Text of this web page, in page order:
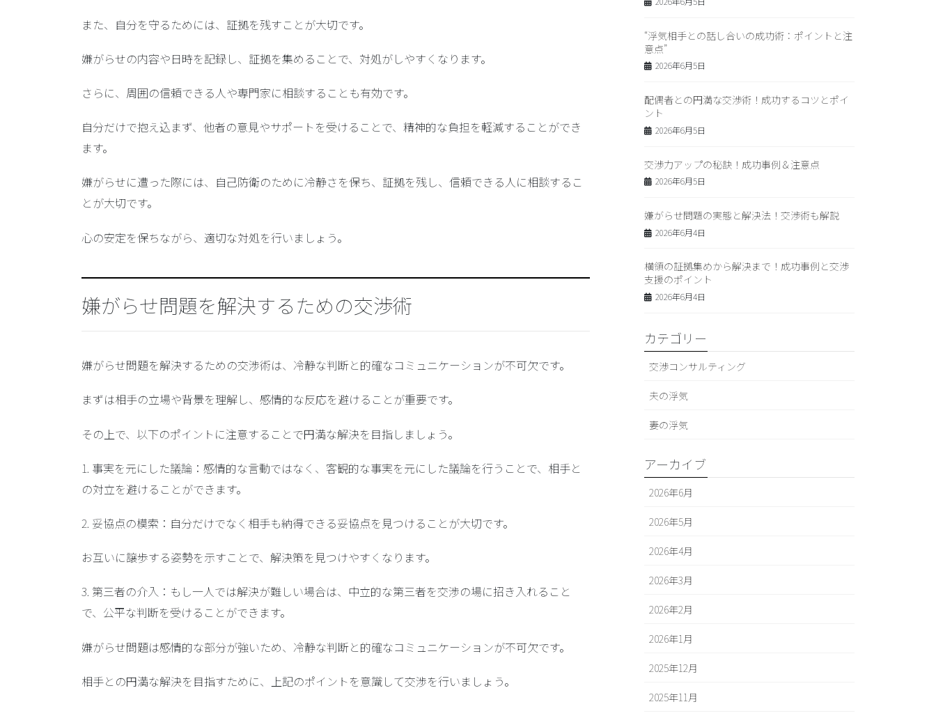
また、 自分を守るためには、証拠を残すことが大切です。
嫌がらせの内容や日時を記録し、証拠を集めることで、対処がしやすくなります。
さらに、 周囲の信頼できる人や専門家に相談することも有効です。
自分だけで抱え込まず、他者の意見やサポートを受けることで、精神的な負担を軽減することができ
ます。
嫌がらせに遭った際には、自己防衛のために冷静さを保ち、証拠を残し、信頼できる人に相談するこ
とが大切です。
心の安定を保ちながら、適切な対処を行いましょう。
嫌がらせ問題を解決するための交渉術
嫌がらせ問題を解決するための交渉術は、冷静な判断と的確なコミュニケーションが不可欠です。
まずは相手の立場や背景を理解し、感情的な反応を避けることが重要です。
その上で、以下のポイントに注意することで円満な解決を目指しましょう。
1. 事実を元にした議論 ：感情的な言動ではなく、客観的な事実を元にした議論を行うことで、相手と
の対立を避けることができます。
2. 妥協点の模索 ：自分だけでなく相手も納得できる妥協点を見つけることが大切です。
お互いに譲歩する姿勢を示すことで、解決策を見つけやすくなります。
3. 第三者の介入 ：もし一人では解決が難しい場合は、中立的な第三者を交渉の場に招き入れること
で、公平な判断を受けることができます。
嫌がらせ問題は感情的な部分が強いため、冷静な判断と的確なコミュニケーションが不可欠です。
相手との円満な解決を目指すために、上記のポイントを意識して交渉を行いましょう。
“浮気相手との話し合いの成功術：ポイントと注
意点”
2026年6月5日
配偶者との円満な交渉術！成功するコツとポイ
ント
2026年6月5日
交渉力アップの秘訣！成功事例＆注意点
2026年6月5日
嫌がらせ問題の実態と解決法！交渉術も解説
2026年6月4日
横領の証拠集めから解決まで！成功事例と交渉
支援のポイント
2026年6月4日
カテゴリー
交渉コンサルティング
夫の浮気
妻の浮気
アーカイブ
2026年6月
2026年5月
2026年4月
2026年3月
2026年2月
2026年1月
2025年12月
2025年11月